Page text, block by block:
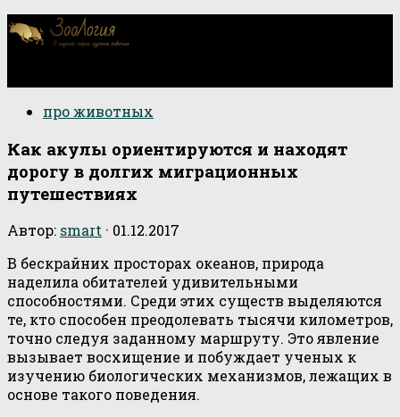
про животных
Как акулы ориентируются и находят
дорогу в долгих миграционных
путешествиях
Автор: smart · 01.12.2017
В бескрайних просторах океанов, природа
наделила обитателей удивительными
способностями. Среди этих существ выделяются
те, кто способен преодолевать тысячи километров,
точно следуя заданному маршруту. Это явление
вызывает восхищение и побуждает ученых к
изучению биологических механизмов, лежащих в
основе такого поведения.